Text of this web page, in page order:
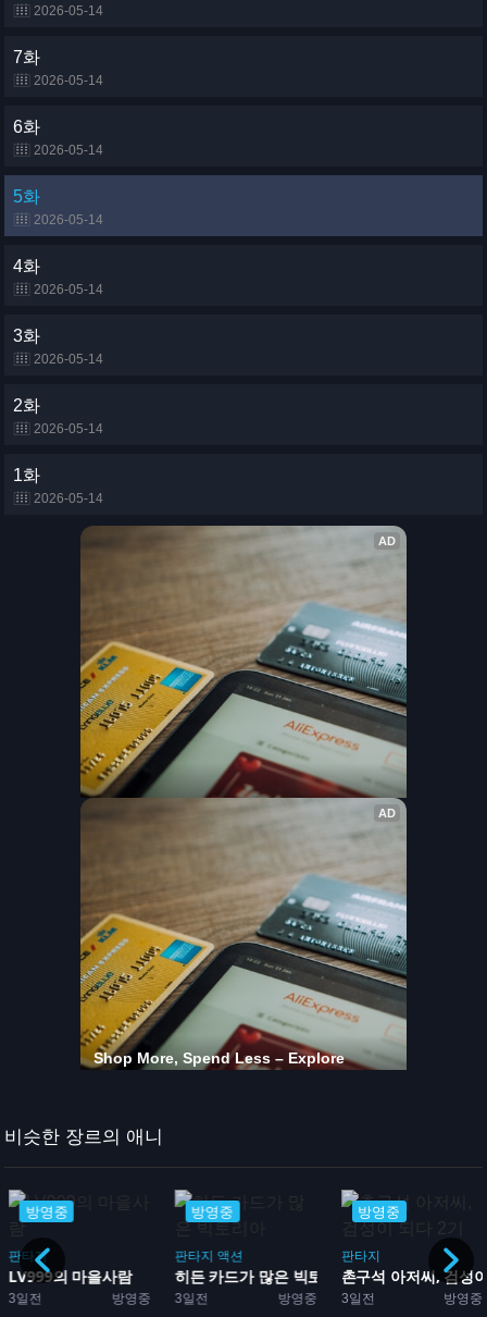
2026-05-14
7화
2026-05-14
6화
2026-05-14
5화
2026-05-14
4화
2026-05-14
3화
2026-05-14
2화
2026-05-14
1화
2026-05-14
비슷한 장르의 애니
짜...
방영중
판타지
3일전 방영중
LV999의 마을사람
방영중
판타지 액션
3일전 방영중
히든 카드가 많은 빅토리아
방영중
판타지
3일전 방영중
촌구석 아저씨, 검성